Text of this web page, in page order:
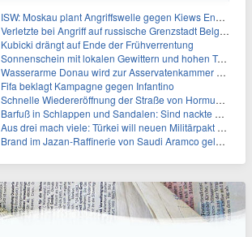
ISW: Moskau plant Angriffswelle gegen Kiews Energieinfrastruktur
Verletzte bei Angriff auf russische Grenzstadt Belgorod
Kubicki drängt auf Ende der Frühverrentung
Sonnenschein mit lokalen Gewittern und hohen Temperaturen
Wasserarme Donau wird zur Asservatenkammer der Geschichte
Fifa beklagt Kampagne gegen Infantino
Schnelle Wiedereröffnung der Straße von Hormus ungewiss
Barfuß in Schlappen und Sandalen: Sind nackte Füße eklig?
Aus drei mach viele: Türkei will neuen Militärpakt erweitern
Brand im Jazan-Raffinerie von Saudi Aramco gelöscht: Auswirkungen auf die Energiemärkte